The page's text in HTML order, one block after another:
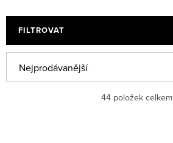
FILTROVAT
a
Nejprodávanější
44položek celkem